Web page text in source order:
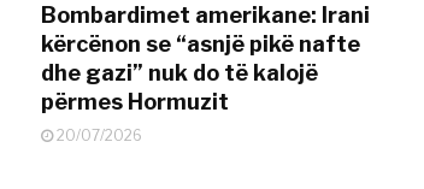
Bombardimet amerikane: Irani
kërcënon se “asnjë pikë nafte
dhe gazi” nuk do të kalojë
përmes Hormuzit
20/07/2026